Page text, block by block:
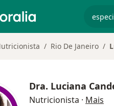
Rio De Janeiro
Dra. Luciana
Nutricionista · Mais